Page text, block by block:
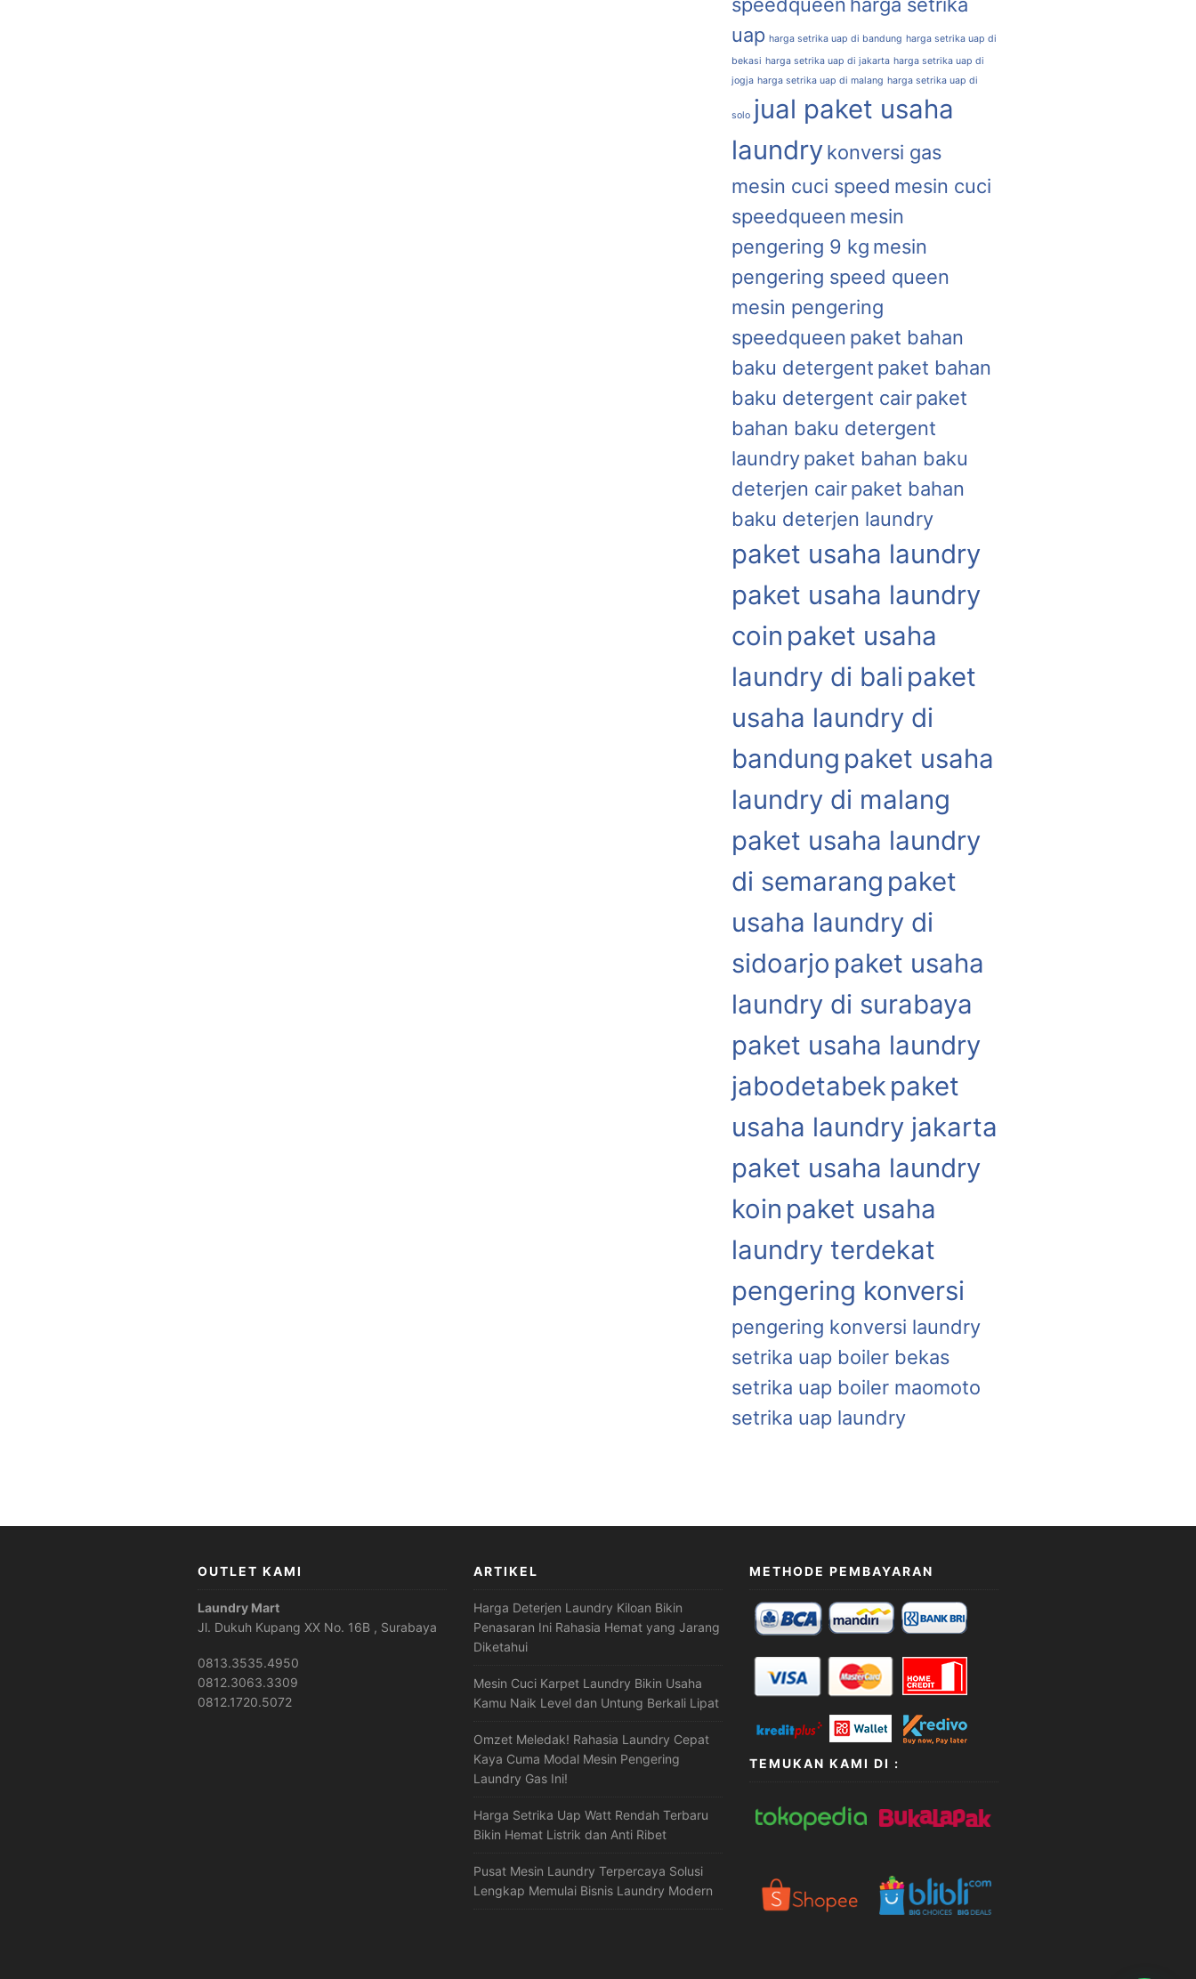
uap harga setrika uap di bandung harga setrika uap di
bekasi harga setrika uap di jakarta harga setrika uap di
jogja harga setrika uap di malang harga setrika uap di
solo jual paket usaha
laundrykonversi gas
mesin cuci speed mesin cuci
speedqueen mesin
pengering 9 kg mesin
pengering speed queen
mesin pengering
speedqueen paket bahan
baku detergent paket bahan
baku detergent cairpaket
bahan baku detergent
laundrypaket bahan baku
deterjen cairpaket bahan
baku deterjen laundry
paket usaha laundry
paket usaha laundry
coin paket usaha
laundry di bali paket
usaha laundry di
bandung paket usaha
laundry di malang
paket usaha laundry
di semarang paket
usaha laundry di
sidoarjo paket usaha
laundry di surabaya
paket usaha laundry
jabodetabekpaket
usaha laundry jakarta
paket usaha laundry
koin paket usaha
laundry terdekat
pengering konversi
pengering konversi laundry
setrika uap boiler bekas
setrika uap boiler maomoto
setrika uap laundry
OUTLET KAMI
Laundry Mart
Jl. Dukuh Kupang XX No. 16B , Surabaya
0813.3535.4950
0812.3063.3309
0812.1720.5072
ARTIKEL
Harga Deterjen Laundry Kiloan Bikin
Penasaran Ini Rahasia Hemat yang Jarang
Diketahui
Mesin Cuci Karpet Laundry Bikin Usaha
Kamu Naik Level dan Untung Berkali Lipat
Omzet Meledak! Rahasia Laundry Cepat
Kaya Cuma Modal Mesin Pengering
Laundry Gas Ini!
Harga Setrika Uap Watt Rendah Terbaru
Bikin Hemat Listrik dan Anti Ribet
Pusat Mesin Laundry Terpercaya Solusi
Lengkap Memulai Bisnis Laundry Modern
METHODE PEMBAYARAN
TEMUKAN KAMI DI :